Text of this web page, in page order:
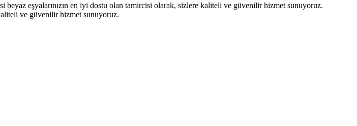
eşyalarınızın en iyi dostu olan tamircisi olarak, sizlere kaliteli ve güvenilir hizmet sunuyoruz.
ve güvenilir hizmet sunuyoruz.